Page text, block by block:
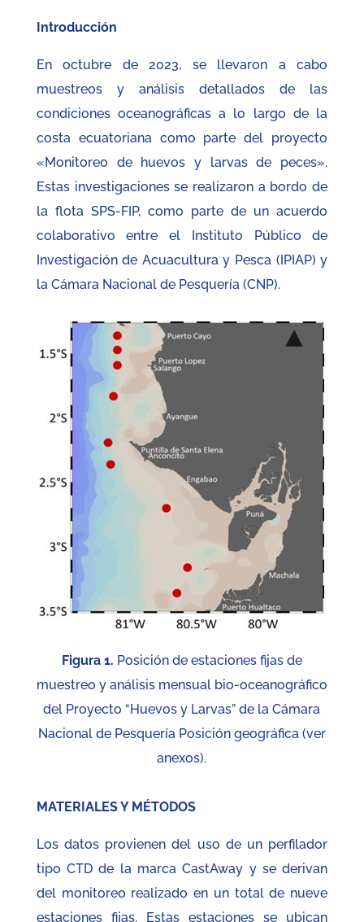
Introducción
En octubre de 2023, se llevaron a cabo
muestreos y análisis detallados de las
condiciones oceanográficas a lo largo de la
costa ecuatoriana como parte del proyecto
«Monitoreo de huevos y larvas de peces».
Estas investigaciones se realizaron a bordo de
la flota SPS-FIP, como parte de un acuerdo
colaborativo entre el Instituto Público de
Investigación de Acuacultura y Pesca (IPIAP) y
la Cámara Nacional de Pesquería (CNP).
Figura 1. Posición de estaciones fijas de
muestreo y análisis mensual bio-oceanográfico
del Proyecto “Huevos y Larvas” de la Cámara
Nacional de Pesquería Posición geográfica (ver
anexos).
MATERIALES Y MÉTODOS
Los datos provienen del uso de un perfilador
tipo CTD de la marca CastAway y se derivan
del monitoreo realizado en un total de nueve
estaciones fijas. Estas estaciones se ubican